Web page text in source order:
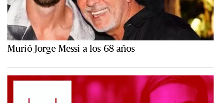
Murió Jorge Messi a los 68 años